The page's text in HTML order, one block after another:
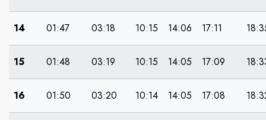
14 01:47 03:18 10:15 14:06 17:11
15 01:48 03:19 10:15 14:05 17:09
16 01:50 03:20 10:14 14:05 17:08